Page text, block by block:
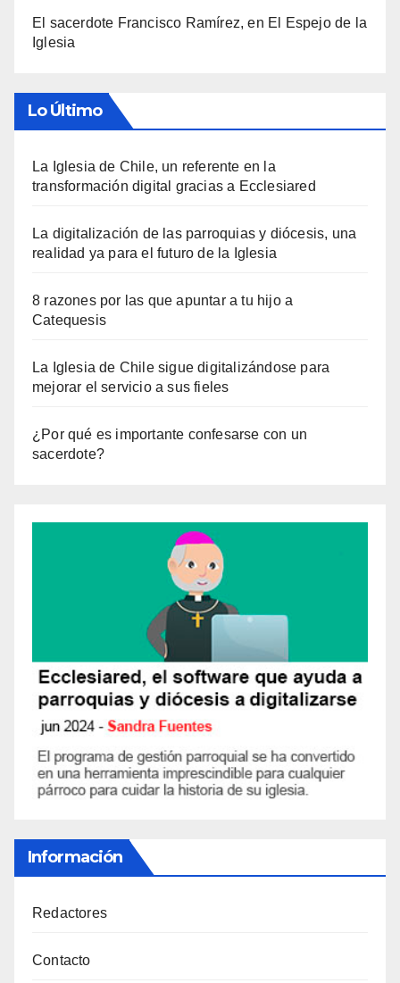
El sacerdote Francisco Ramírez, en El Espejo de la
Iglesia
Lo Último
La Iglesia de Chile, un referente en la
transformación digital gracias a Ecclesiared
La digitalización de las parroquias y diócesis, una
realidad ya para el futuro de la Iglesia
8 razones por las que apuntar a tu hijo a
Catequesis
La Iglesia de Chile sigue digitalizándose para
mejorar el servicio a sus fieles
¿Por qué es importante confesarse con un
sacerdote?
Información
Redactores
Contacto